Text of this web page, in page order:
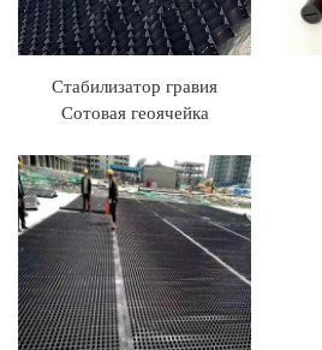
Стабилизатор гравия
Сотовая геоячейка
цена HDPE Дорожная
геоячейка для защиты склона
подъездной дороги